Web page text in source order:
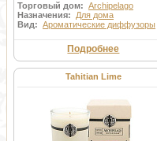
Торговый дом: Archipelago
Назначения: Для дома
Вид: Ароматические диффузоры
Подробнее
Tahitian Lime